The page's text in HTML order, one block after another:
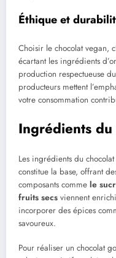
Éthique et
Choisir le chocolat vegan,
écartant les ingrédients
production respectueuse
producteurs mettent
votre consommation
Ingrédients
Les ingrédients du
constitue la base, offrant
composants comme le
fruits secs viennent
incorporer des épices
savoureux.
Pour réaliser un chocolat